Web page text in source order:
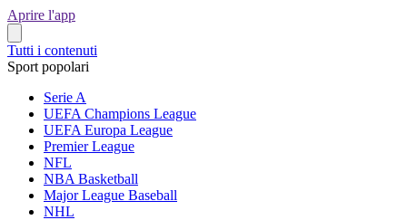
Aprire l'app
Tutti i contenuti
Sport popolari
Serie A
UEFA Champions League
UEFA Europa League
Premier League
NFL
NBA Basketball
Major League Baseball
NHL